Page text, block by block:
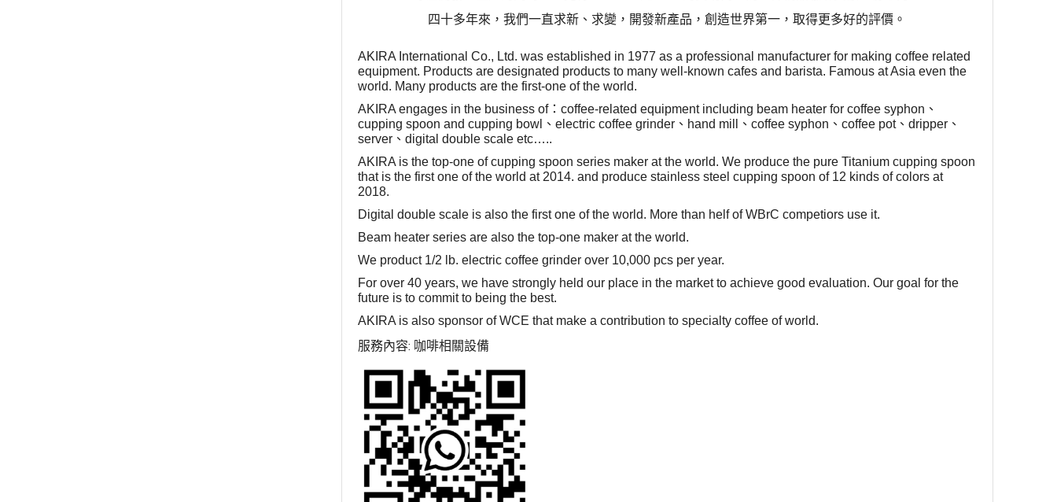
四十多年來，我們一直求新、求變，開發新產品，創造世界第一，取得更多好的評價。
AKIRA International Co., Ltd. was established in 1977 as a professional manufacturer for making coffee related
equipment. Products are designated products to many well-known cafes and barista. Famous at Asia even the
world. Many products are the first-one of the world.
AKIRA engages in the business of：coffee-related equipment including beam heater for coffee syphon 、
cupping spoon and cupping bowl 、electric coffee grinder 、 hand mill 、coffee syphon 、coffee pot、dripper 、
server 、digital double scale etc…..
AKIRA is the top-one of cupping spoon series maker at the world. We produce the pure Titanium cupping spoon
that is the first one of the world at 2014. and produce stainless steel cupping spoon of 12 kinds of colors at
2018.
Digital double scale is also the first one of the world. More than helf of WBrC competiors use it.
Beam heater series are also the top-one maker at the world.
We product 1/2 lb. electric coffee grinder over 10,000 pcs per year.
For over 40 years, we have strongly held our place in the market to achieve good evaluation. Our goal for the
future is to commit to being the best.
AKIRA is also sponsor of WCE that make a contribution to specialty coffee of world.
服務內容: 咖啡相關設備